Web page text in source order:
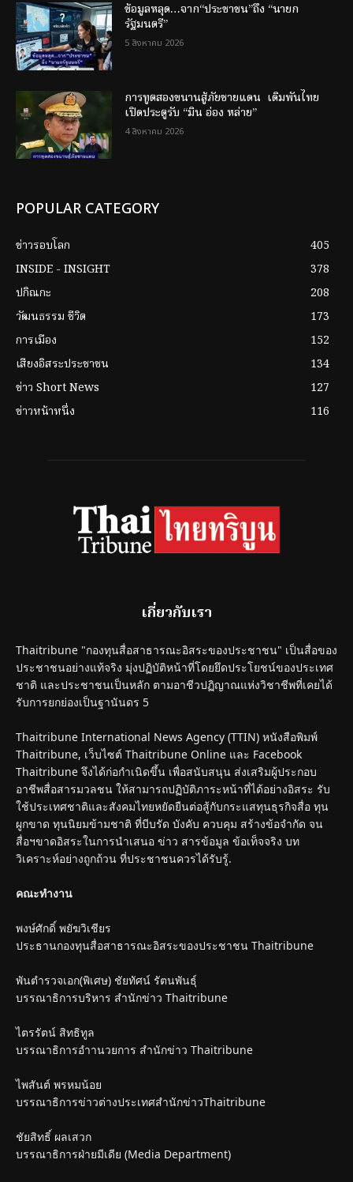
ข้อมูลหลุด…จาก“ประชาชน”ถึง “นายก
รัฐมนตรี”
5 สิงหาคม 2026
การทูตสองขนานสู้ภัยชายแดน เดิมพันไทย
เปิดประตูรับ “มิน อ่อง หล่าย”
4 สิงหาคม 2026
POPULAR CATEGORY
ข่าวรอบโลก
405
INSIDE - INSIGHT
378
ปกิณกะ
208
วัฒนธรรม ชีวิต
173
การเมือง
152
เสียงอิสระประชาชน
134
ข่าว Short News
127
ข่าวหน้าหนึ่ง
116
เกี่ยวกับเรา
Thaitribune "กองทุนสื่อสาธารณะอิสระของประชาชน" เป็นสื่อของ
ประชาชนอย่างแท้จริง มุ่งปฏิบัติหน้าที่โดยยึดประโยชน์ของประเทศ
ชาติ และประชาชนเป็นหลัก ตามอาชีวปฏิญาณแห่งวิชาชีพที่เคยได้
รับการยกย่องเป็นฐานันดร 5
Thaitribune International News Agency (TTIN) หนังสือพิมพ์
Thaitribune, เว็บไซต์ Thaitribune Online และ Facebook
Thaitribune จึงได้ก่อกำเนิดขึ้น เพื่อสนับสนุน ส่งเสริมผู้ประกอบ
อาชีพสื่อสารมวลชน ให้สามารถปฏิบัติภาระหน้าที่ได้อย่างอิสระ รับ
ใช้ประเทศชาติและสังคมไทยหยัดยืนต่อสู้กับกระแสทุนธุรกิจสื่อ ทุน
ผูกขาด ทุนนิยมข้ามชาติ ที่บีบรัด บังคับ ควบคุม สร้างข้อจำกัด จน
สื่อฯขาดอิสระในการนำเสนอ ข่าว สารข้อมูล ข้อเท็จจริง บท
วิเคราะห์อย่างถูกถ้วน ที่ประชาชนควรได้รับรู้.
คณะทำงาน
พงษ์ศักดิ์ พยัฆวิเชียร
ประธานกองทุนสื่อสาธารณะอิสระของประชาชน Thaitribune
พันตำรวจเอก(พิเศษ) ชัยทัศน์ รัตนพันธุ์
บรรณาธิการบริหาร สำนักข่าว Thaitribune
ไตรรัตน์ สิทธิทูล
บรรณาธิการอำานวยการ สำนักข่าว Thaitribune
ไพสันต์ พรหมน้อย
บรรณาธิการข่าวต่างประเทศสำนักข่าวThaitribune
ชัยสิทธิ์ ผลเสวก
บรรณาธิการฝ่ายมีเดีย (Media Department)